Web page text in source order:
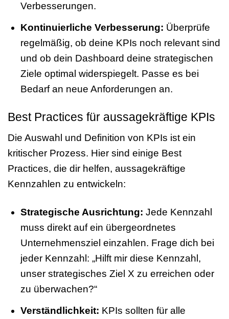
Verbesserungen.
Kontinuierliche Verbesserung: Überprüfe
regelmäßig, ob deine KPIs noch relevant sind
und ob dein Dashboard deine strategischen
Ziele optimal widerspiegelt. Passe es bei
Bedarf an neue Anforderungen an.
Best Practices für aussagekräftige KPIs
Die Auswahl und Definition von KPIs ist ein
kritischer Prozess. Hier sind einige Best
Practices, die dir helfen, aussagekräftige
Kennzahlen zu entwickeln:
Strategische Ausrichtung: Jede Kennzahl
muss direkt auf ein übergeordnetes
Unternehmensziel einzahlen. Frage dich bei
jeder Kennzahl: „Hilft mir diese Kennzahl,
unser strategisches Ziel X zu erreichen oder
zu überwachen?“
Verständlichkeit: KPIs sollten für alle